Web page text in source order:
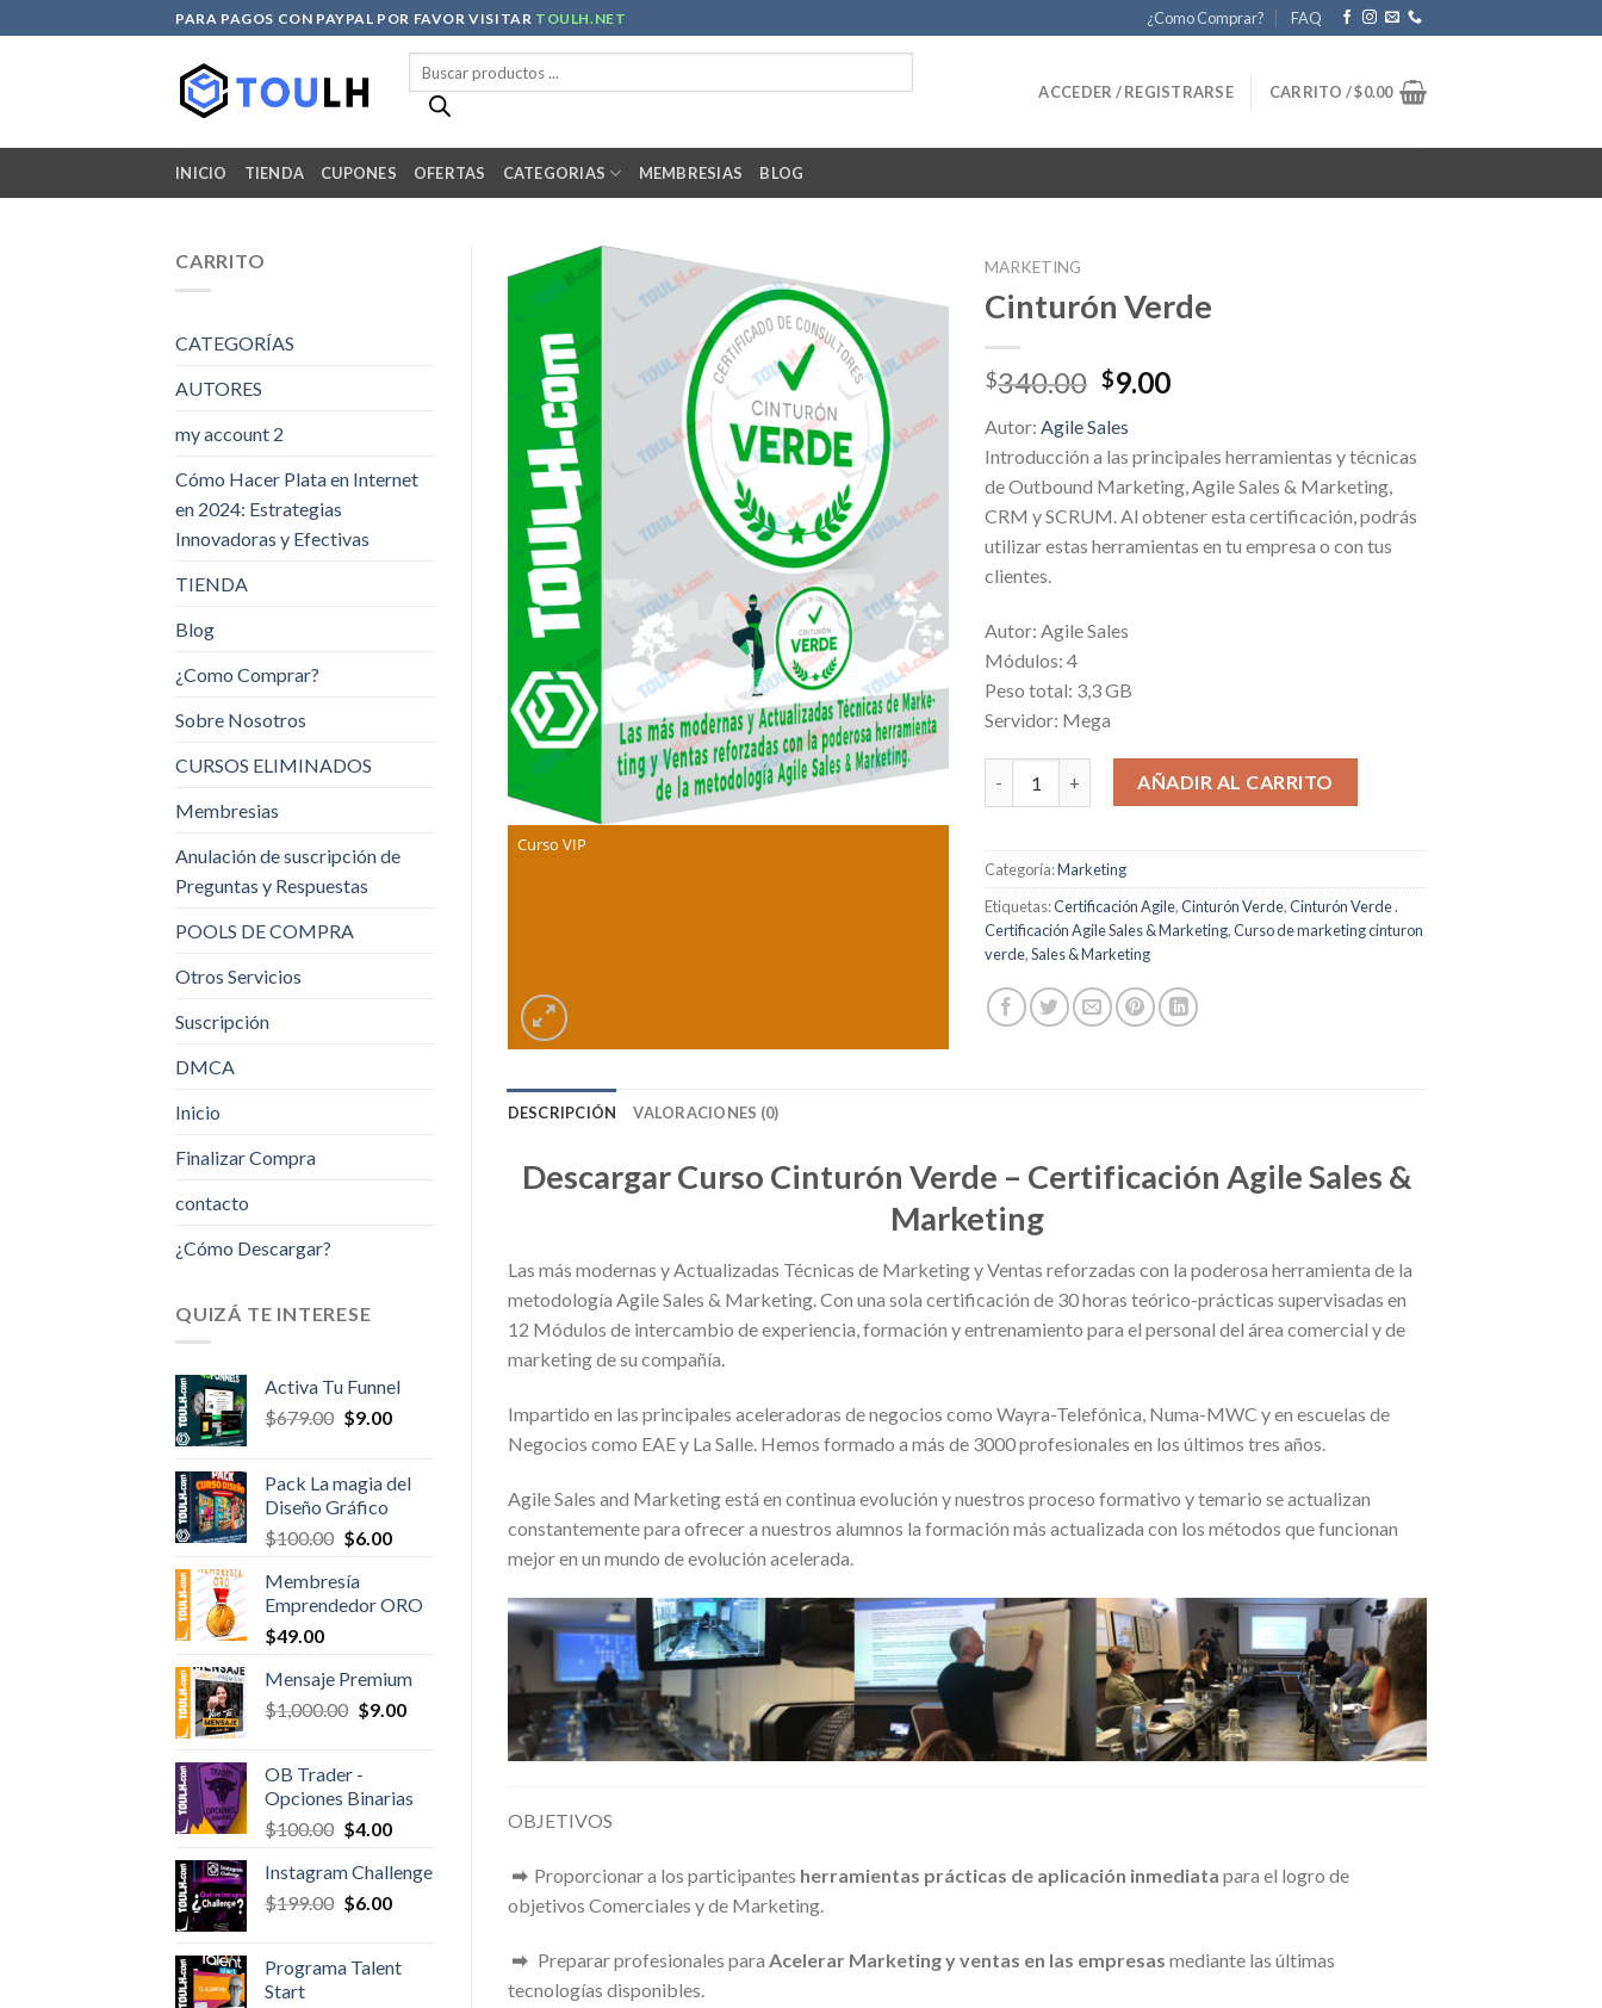
to
PARA PAGOS CON PAYPAL POR FAVOR VISITAR TOULH.NET ¿Como Comprar? FAQ
productos
ACCEDER / REGISTRARSE CARRITO /$0.00
INICIO TIENDA CUPONES OFERTAS CATEGORIAS MEMBRESIAS BLOG
CARRITO
CATEGORÍAS
AUTORES
my account 2
Cómo Hacer Plata en Internet
en 2024: Estrategias
Innovadoras y Efectivas
TIENDA
Blog
¿Como Comprar?
Sobre Nosotros
CURSOS ELIMINADOS
Membresias
Anulación de suscripción de
Preguntas y Respuestas
POOLS DE COMPRA
Otros Servicios
Suscripción
DMCA
Inicio
Finalizar Compra
contacto
¿Cómo Descargar?
QUIZÁ TE INTERESE
Activa Tu Funnel
$679.00 Original
$679.00.
$9.00Current
$9.00.
Pack La magia del
Diseño Gráfico
$100.00 Original
was:
$100.00.
$6.00Current
$6.00.
Membresía
Emprendedor ORO
$49.00
Mensaje Premium
$1,000.00 Original
$1,000.00.
$9.00Current
OB Trader -
Opciones Binarias
$100.00 Original
was:
$100.00.
$4.00Current
is:
$4.00.
Instagram Challenge
$199.00 Original
$199.00.
$6.00Current
$6.00.
Programa Talent
Start
Curso VIP
MARKETING
Cinturón Verde
$340.00 Original
was:
$340.00.
$9.00Current
$9.00.
Autor: Agile Sales
Introducción a las principales herramientas y técnicas
de Outbound Marketing, Agile Sales & Marketing,
CRM y SCRUM. Al obtener esta certificación, podrás
utilizar estas herramientas en tu empresa o con tus
clientes.
Autor: Agile Sales
Módulos: 4
Peso total: 3,3 GB
Servidor: Mega
Cinturón Verde cantidadAÑADIR AL CARRITO
Categoría:Marketing
Etiquetas:Certificación Agile,Cinturón Verde,Cinturón Verde .
Certificación Agile Sales & Marketing,Curso de marketing cinturon
verde,Sales & Marketing
DESCRIPCIÓN VALORACIONES (0)
Descargar Curso Cinturón Verde – Certificación Agile Sales &
Marketing
Las más modernas y Actualizadas Técnicas de Marketing y Ventas reforzadas con la poderosa herramienta de la
metodología Agile Sales & Marketing. Con una sola certificación de 30 horas teórico-prácticas supervisadas en
12 Módulos de intercambio de experiencia, formación y entrenamiento para el personal del área comercial y de
marketing de su compañía.
Impartido en las principales aceleradoras de negocios como Wayra-Telefónica, Numa-MWC y en escuelas de
Negocios como EAE y La Salle. Hemos formado a más de 3000 profesionales en los últimos tres años.
Agile Sales and Marketing está en continua evolución y nuestros proceso formativo y temario se actualizan
constantemente para ofrecer a nuestros alumnos la formación más actualizada con los métodos que funcionan
mejor en un mundo de evolución acelerada.
OBJETIVOS
➡Proporcionar a los participantes herramientas prácticas de aplicación inmediata para el logro de
objetivos Comerciales y de Marketing.
➡ Preparar profesionales para Acelerar Marketing y ventas en las empresas mediante las últimas
tecnologías disponibles.